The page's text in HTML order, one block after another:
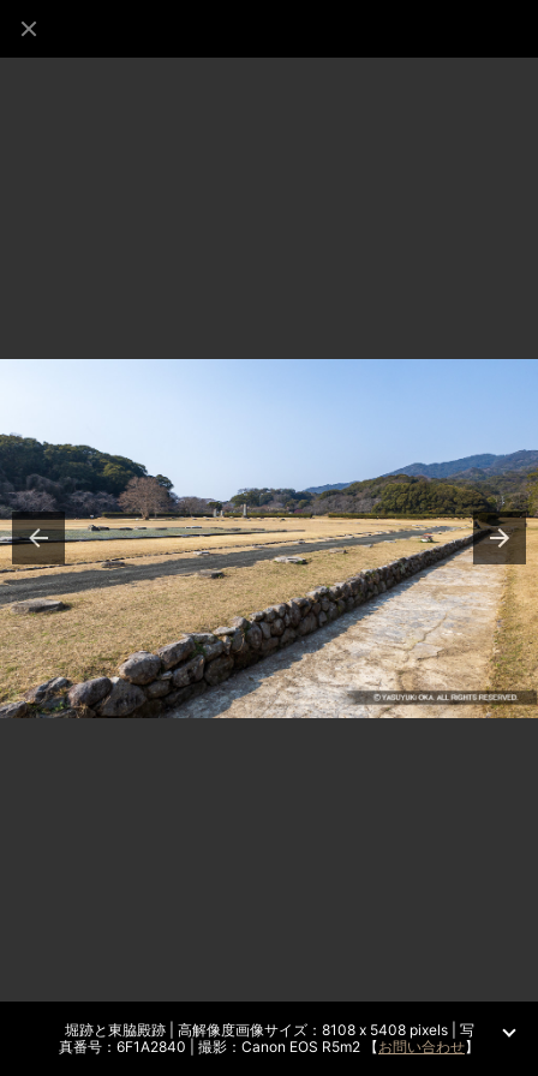
堀跡と東脇殿跡 | 高解像度画像サイズ：8108 x 5408 pixels | 写
真番号：6F1A2840 | 撮影：Canon EOS R5m2 【お問い合わせ】